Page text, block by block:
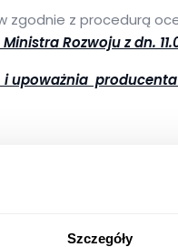
Szczegóły
zgodnie z procedurą
Rozwoju z dn.